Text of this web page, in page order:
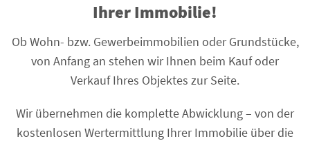
Ihrer Immobilie!
Ob Wohn- bzw. Gewerbeimmobilien oder Grundstücke,
von Anfang an stehen wir Ihnen beim Kauf oder
Verkauf Ihres Objektes zur Seite.
Wir übernehmen die komplette Abwicklung – von der
kostenlosen Wertermittlung Ihrer Immobilie über die